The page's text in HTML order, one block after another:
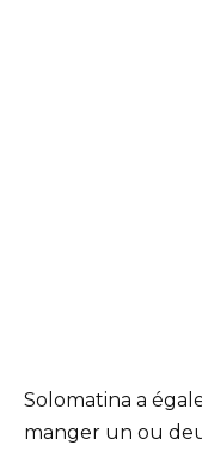
Solomatina a
manger un ou